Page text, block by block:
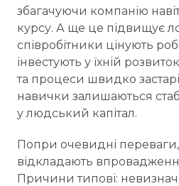
збагачуючи компанію
курсу. А ще це підвищує
співробітники цінують
інвестують у їхній
та процеси швидко
навички залишаються
у людський капітал.
Попри очевидні переваги,
відкладають
Причини типові: